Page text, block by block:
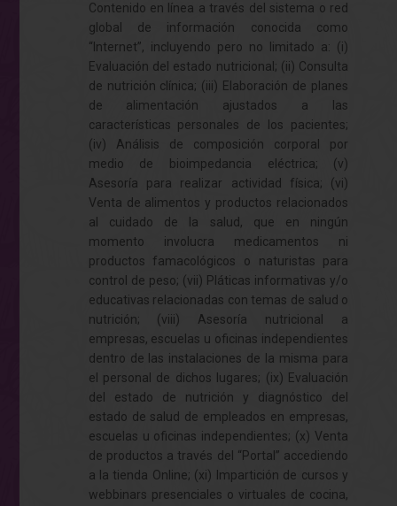
Contenido en línea a través del sistema o red
global de información conocida como
“Internet”, incluyendo pero no limitado a: (i)
Evaluación del estado nutricional; (ii) Consulta
de nutrición clínica; (iii) Elaboración de planes
de alimentación ajustados a las
características personales de los pacientes;
(iv) Análisis de composición corporal por
medio de bioimpedancia eléctrica; (v)
Asesoría para realizar actividad física; (vi)
Venta de alimentos y productos relacionados
al cuidado de la salud, que en ningún
momento involucra medicamentos ni
productos famacológicos o naturistas para
control de peso; (vii) Pláticas informativas y/o
educativas relacionadas con temas de salud o
nutrición; (viii) Asesoría nutricional a
empresas, escuelas u oficinas independientes
dentro de las instalaciones de la misma para
el personal de dichos lugares; (ix) Evaluación
del estado de nutrición y diagnóstico del
estado de salud de empleados en empresas,
escuelas u oficinas independientes; (x) Venta
de productos a través del “Portal” accediendo
a la tienda Online; (xi) Impartición de cursos y
webbinars presenciales o virtuales de cocina,